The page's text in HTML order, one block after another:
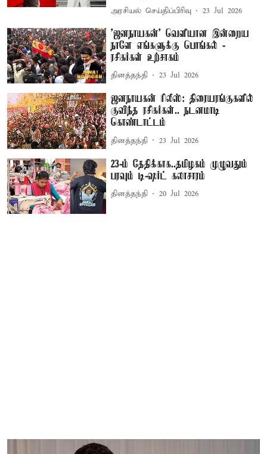
அரசியல் செய்திப்பிரிவு 23 Jul 2026
'ஜனநாயகன்' வெளியான இன்றைய
நாளே எங்களுக்கு பொங்கல் -
ரசிகர்கள் உற்சாகம்
தினத்தந்தி 23 Jul 2026
ஜனநாயகன் ரிலீஸ்: திரையரங்குகளில்
குவிந்த ரசிகர்கள்.. நடனமாடி
கொண்டாட்டம்
தினத்தந்தி 23 Jul 2026
23-ம் தேதிக்காக..தமிழகம் முழுவதும்
பரவும் டி-ஷர்ட் கலாசாரம்
தினத்தந்தி 20 Jul 2026